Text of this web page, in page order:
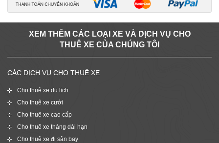
XEM THÊM CÁC LOẠI XE VÀ DỊCH VỤ CHO
THUÊ XE CỦA CHÚNG TÔI
CÁC DỊCH VỤ CHO THUÊ XE
Cho thuê xe du lịch
Cho thuê xe cưới
Cho thuê xe cao cấp
Cho thuê xe tháng dài hạn
Cho thuê xe đi sân bay